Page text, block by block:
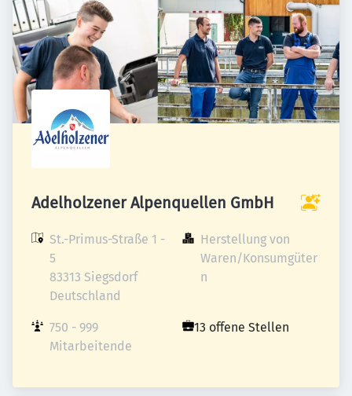
Adelholzener Alpenquellen GmbH
St.-Primus-Straße 1 -
5
83313 Siegsdorf
Deutschland
Herstellung von
Waren/Konsumgüter
n
750 - 999
Mitarbeitende
13 offene Stellen